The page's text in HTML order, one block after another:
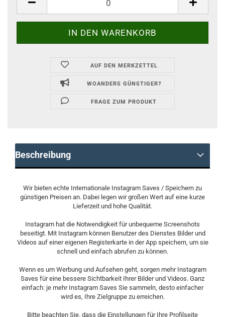
AUF DEN MERKZETTEL
WOANDERS GÜNSTIGER?
FRAGE ZUM PRODUKT
Beschreibung
Wir bieten echte Internationale Instagram Saves / Speichern zu
günstigen Preisen an. Dabei legen wir großen Wert auf eine kurze
Lieferzeit und hohe Qualität.
Instagram hat die Notwendigkeit für unbequeme Screenshots
beseitigt. Mit Instagram können Benutzer des Dienstes Bilder und
Videos auf einer eigenen Registerkarte in der App speichern, um sie
schnell und einfach abrufen zu können.
Wenn es um Werbung und Aufsehen geht, sorgen mehr Instagram
Saves für eine bessere Sichtbarkeit Ihrer Bilder und Videos. Ganz
einfach: je mehr Instagram Saves Sie sammeln, desto einfacher
wird es, Ihre Zielgruppe zu erreichen.
Bitte beachten Sie, dass die Einstellungen für Ihre Profilseite